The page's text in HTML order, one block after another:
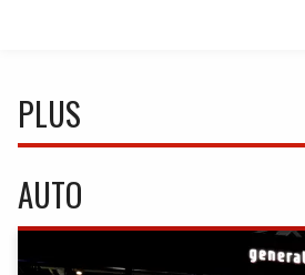
PLUS
AUTO